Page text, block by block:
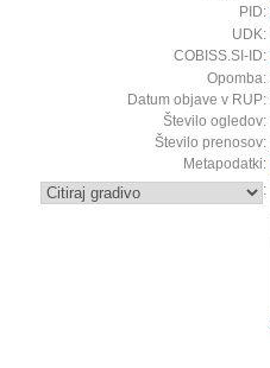
PID:
UDK:
COBISS.SI-ID:
Opomba:
Datum objave v RUP:
Število ogledov:
Število prenosov:
Metapodatki:
: